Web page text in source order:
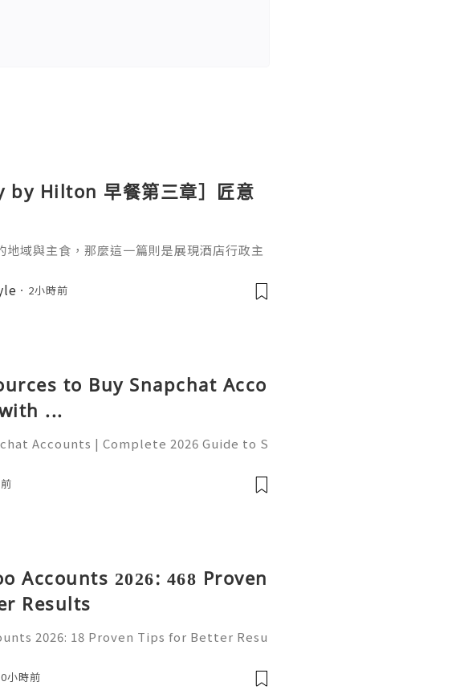
by Hilton 早餐第三章］匠意
地域與主食，那麼這一篇則是展現酒店行政主
溫度的科學。日式的「溫泉卵」利用蛋白與蛋
溫 60-65℃ 的環境中慢煮 30-50 分鐘，鎖住
2小時前
to Buy Snapchat Acco
...
Accounts | Complete 2026 Guide to S
Support 💫💎💲💫🌐✨💎WhatsApp :+1
@usadig
Accounts 2026: 468 Proven
Results
2026: 18 Proven Tips for Better Resu
communication, freelancing, online
小時前